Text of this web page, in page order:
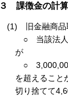
３ 課徴金の計
(1) 旧金融商品
○ 当該法人
が
○
を超えること
切り捨てて